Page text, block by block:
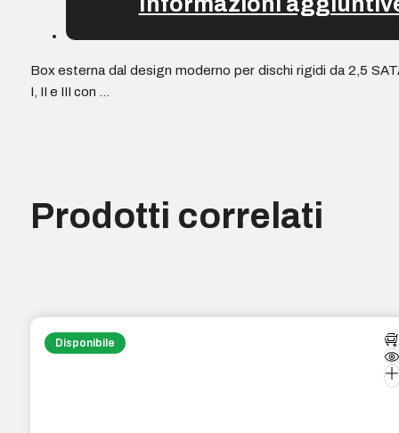
Box esterna dal design moderno per dischi rigidi da 2,5
I, II e III con …
Prodotti correlati
Disponibile